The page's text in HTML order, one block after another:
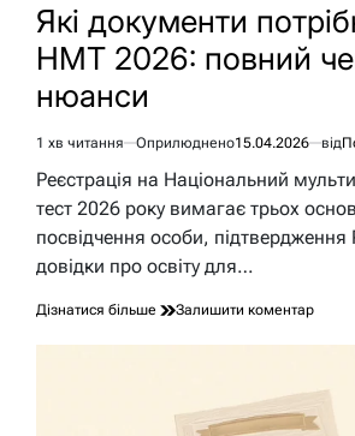
Які документи
НМТ 2026: повний
нюанси
Орієнтовний
час
читання
1 хв читання Оприлюднено15.04.2026 від
Реєстрація на Національний
тест 2026 року вимагає трьох
посвідчення особи,
довідки про освіту для…
Дізнатися більше Залишити коментардо
для
НМТ